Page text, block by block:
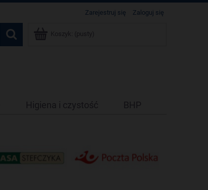
Zarejestruj się Zaloguj się
Koszyk: (pusty)
Higiena i czystość BHP